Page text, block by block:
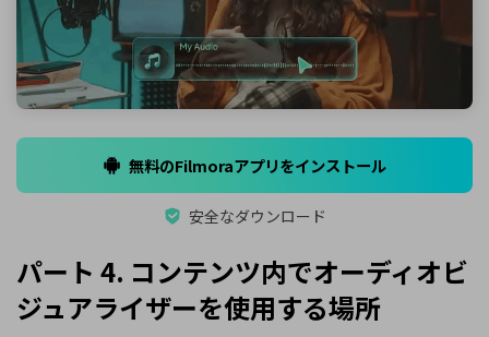
無料のFilmoraアプリをインストール
安全なダウンロード
パート 4. コンテンツ内でオーディオビ
ジュアライザーを使用する場所